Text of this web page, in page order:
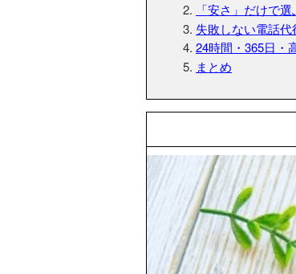
「安さ」だけで
失敗しない電話
24時間・365日・
まとめ